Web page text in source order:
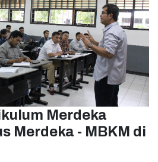
Merdeka
Merdeka - MBKM di